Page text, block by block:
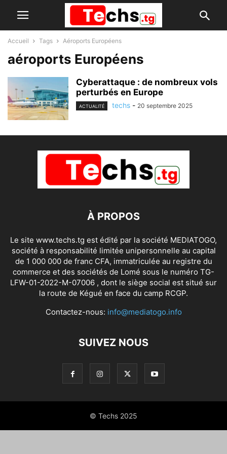
Accueil Tags Aéroports Européens
aéroports Européens
Cyberattaque : de nombreux vols
perturbés en Europe
ACTUALITÉ techs - 20 septembre 2025
À PROPOS
Le site www.techs.tg est édité par la société MEDIATOGO,
société à responsabilité limitée unipersonnelle au capital
de 1 000 000 de franc CFA, immatriculée au registre du
commerce et des sociétés de Lomé sous le numéro TG-
LFW-01-2022-M-07006 , dont le siège social est situé sur
la route de Kégué en face du camp RCGP.
Contactez-nous: info@mediatogo.info
SUIVEZ NOUS
© Techs 2025